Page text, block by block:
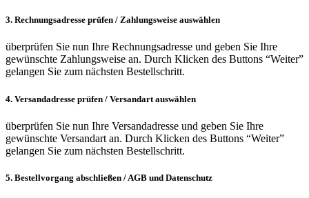
3. Rechnungsadresse prüfen / Zahlungsweise auswählen
überprüfen Sie nun Ihre Rechnungsadresse und geben Sie Ihre
gewünschte Zahlungsweise an. Durch Klicken des Buttons “Weiter”
gelangen Sie zum nächsten Bestellschritt.
4. Versandadresse prüfen / Versandart auswählen
überprüfen Sie nun Ihre Versandadresse und geben Sie Ihre
gewünschte Versandart an. Durch Klicken des Buttons “Weiter”
gelangen Sie zum nächsten Bestellschritt.
5. Bestellvorgang abschließen / AGB und Datenschutz